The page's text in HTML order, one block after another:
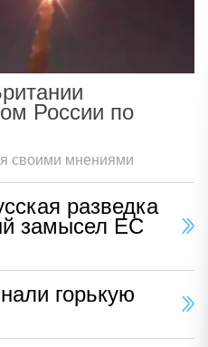
России по
своими мнениями
разведка
замысел ЕС
горькую